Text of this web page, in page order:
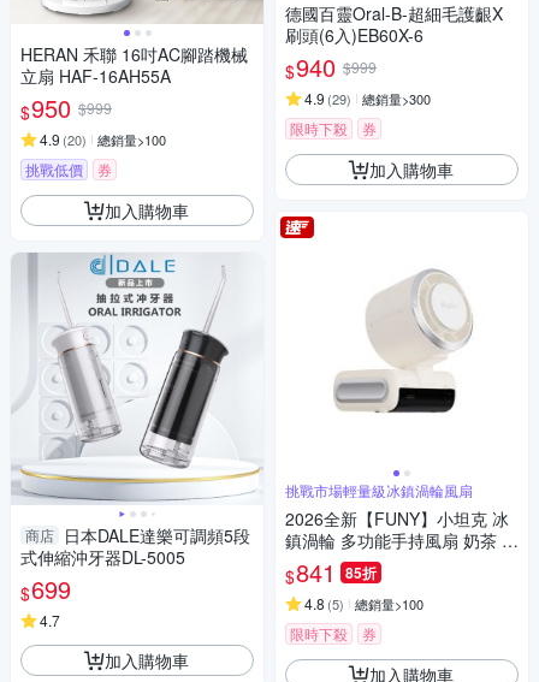
HERAN 禾聯 16吋AC腳踏機械
立扇 HAF-16AH55A
$950 $999
4.9 (20) 總銷量>100
挑戰低價 券
加入購物車
商店 日本DALE達樂可調頻5段
式伸縮沖牙器DL-5005
$699
4.7
加入購物車
德國百靈Oral-B-超細毛護齦X
刷頭(6入)EB60X-6
$940 $999
4.9 (29) 總銷量>300
限時下殺 券
加入購物車
挑戰市場輕量級冰鎮渦輪風扇
2026全新【FUNY】小坦克 冰
鎮渦輪 多功能手持風扇 奶茶 /
櫻粉 / 莫藍
$841 85折
4.8 (5) 總銷量>100
限時下殺 券
加入購物車